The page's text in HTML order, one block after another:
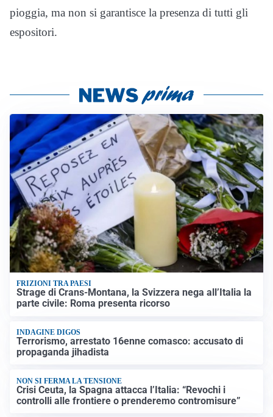
pioggia, ma non si garantisce la presenza di tutti gli
espositori.
FRIZIONI TRA PAESI
Strage di Crans-Montana, la Svizzera nega all’Italia la
parte civile: Roma presenta ricorso
INDAGINE DIGOS
Terrorismo, arrestato 16enne comasco: accusato di
propaganda jihadista
NON SI FERMA LA TENSIONE
Crisi Ceuta, la Spagna attacca l’Italia: “Revochi i
controlli alle frontiere o prenderemo contromisure”